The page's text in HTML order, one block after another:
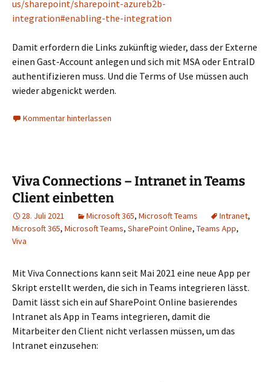
us/sharepoint/sharepoint-azureb2b-
integration#enabling-the-integration
Damit erfordern die Links zukünftig wieder, dass der Externe
einen Gast-Account anlegen und sich mit MSA oder EntraID
authentifizieren muss. Und die Terms of Use müssen auch
wieder abgenickt werden.
Kommentar hinterlassen
Viva Connections – Intranet in Teams
Client einbetten
28. Juli 2021 Microsoft 365, Microsoft Teams Intranet,
Microsoft 365, Microsoft Teams, SharePoint Online, Teams App,
Viva
Mit Viva Connections kann seit Mai 2021 eine neue App per
Skript erstellt werden, die sich in Teams integrieren lässt.
Damit lässt sich ein auf SharePoint Online basierendes
Intranet als App in Teams integrieren, damit die
Mitarbeiter den Client nicht verlassen müssen, um das
Intranet einzusehen: